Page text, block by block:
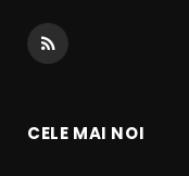
RSS
CELE MAI NOI